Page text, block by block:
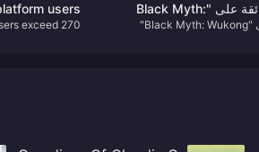
لعب محسنة.
IGN France يعتذر ويحذف التعليقات غير اللائقة على "Black Myth:
users
270 million
exceed 270